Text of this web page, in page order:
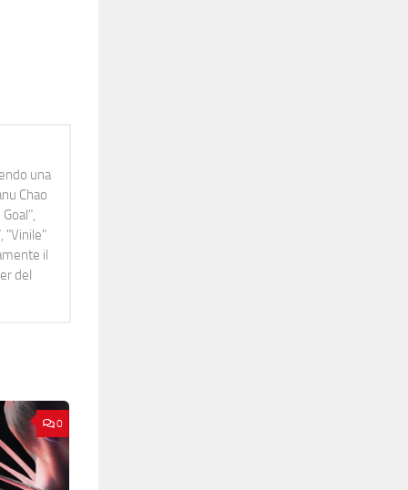
una
Chao
"Vinile"
il
del
0